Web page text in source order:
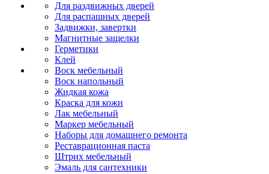
Для раздвижных дверей
Для распашных дверей
Задвижки, завертки
Магнитные защелки
Герметики
Клей
Воск мебельный
Воск напольный
Жидкая кожа
Краска для кожи
Лак мебельный
Маркер мебельный
Наборы для домашнего ремонта
Реставрационная паста
Штрих мебельный
Эмаль для сантехники